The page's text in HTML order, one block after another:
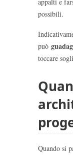
possibili.
può
toccare
Quando si